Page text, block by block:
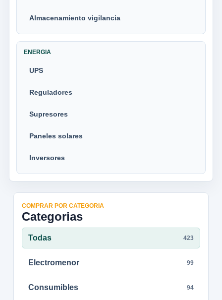
Almacenamiento vigilancia
ENERGIA
UPS
Reguladores
Supresores
Paneles solares
Inversores
COMPRAR POR CATEGORIA
Categorias
Todas 423
Electromenor 99
Consumibles 94